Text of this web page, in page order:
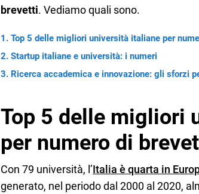
brevetti. Vediamo quali sono.
Top 5 delle migliori università italiane per
Startup italiane e università: i numeri
Ricerca accademica e innovazione: gli sforzi
Top 5 delle migliori
per numero di
Con 79 università, l’Italia è quarta in
generato, nel periodo dal 2000 al 2020,